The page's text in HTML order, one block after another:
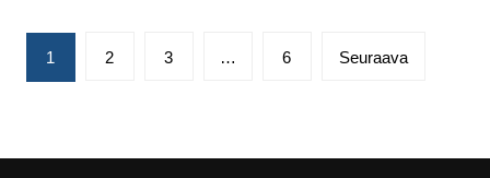
Artikkelien
sivutus
1 2 3 … 6 Seuraava